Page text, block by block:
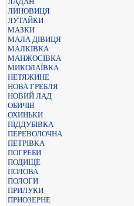
ЛИНОВИЦЯ
ЛУТАЙКИ
МАЗКИ
МАЛА ДІВИЦЯ
МАЛКІВКА
МАНЖОСІВКА
МИКОЛАЇВКА
НЕТЯЖИНЕ
НОВА ГРЕБЛЯ
НОВИЙ ЛАД
ОБИЧІВ
ОХИНЬКИ
ПІДДУБІВКА
ПЕРЕВОЛОЧНА
ПЕТРІВКА
ПОГРЕБИ
ПОДИЩЕ
ПОЛОВА
ПОЛОГИ
ПРИЛУКИ
ПРИОЗЕРНЕ